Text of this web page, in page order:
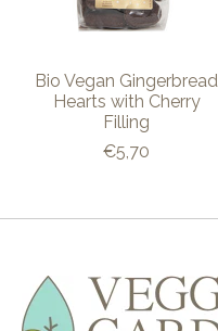
Bio Vegan Gingerbread
Hearts with Cherry
Filling
€5,70